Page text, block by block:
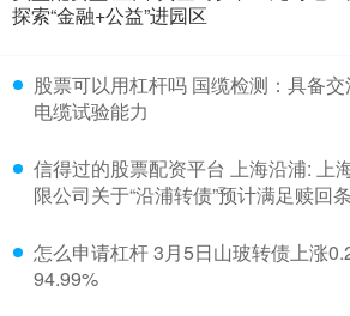
探索“金融+公益”进园区
股票可以用杠杆吗 国缆检测：具备
电缆试验能力
信得过的股票配资平台 上海沿浦: 上
限公司关于“沿浦转债”预计满足赎回
怎么申请杠杆 3月5日山玻转债上涨
94.99%